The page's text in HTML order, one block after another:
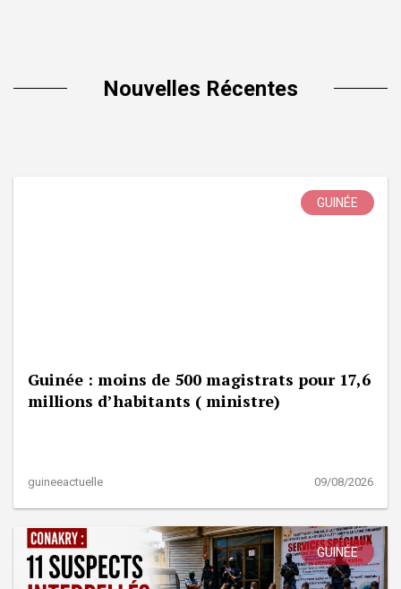
Nouvelles Récentes
GUINÉE
Guinée : moins de 500 magistrats pour 17,6
millions d’habitants ( ministre)
guineeactuelle 09/08/2026
GUINÉE